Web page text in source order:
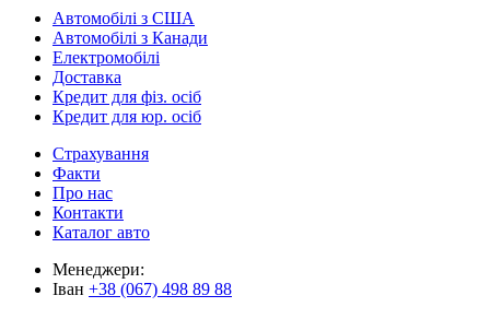
Автомобілі з США
Автомобілі з Канади
Електромобілі
Доставка
Кредит для фіз. осіб
Кредит для юр. осіб
Страхування
Факти
Про нас
Контакти
Каталог авто
Менеджери:
Іван +38 (067) 498 89 88